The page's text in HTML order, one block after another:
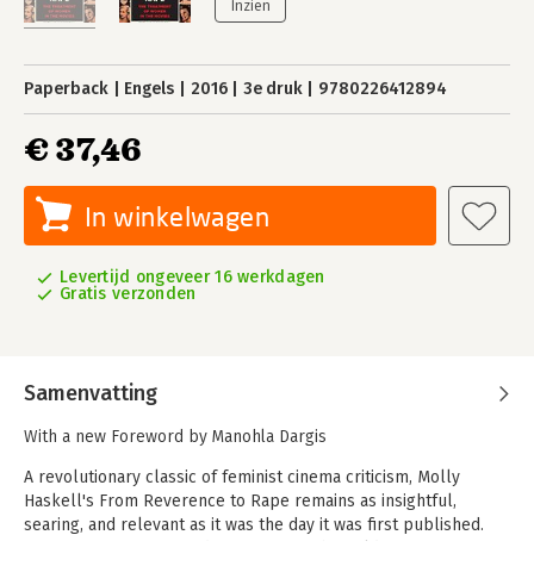
Paperback Engels 2016 3e druk 9780226412894
€ 37,46
In winkelwagen
Levertijd ongeveer 16 werkdagen
Gratis verzonden
Samenvatting
With a new Foreword by Manohla Dargis
A revolutionary classic of feminist cinema criticism, Molly
Haskell's From Reverence to Rape remains as insightful,
searing, and relevant as it was the day it was first published.